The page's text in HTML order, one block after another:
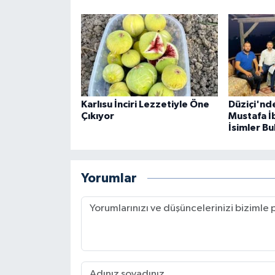
Karlısu İnciri Lezzetiyle Öne
Çıkıyor
Mustafa
İsimler
Yorumlar